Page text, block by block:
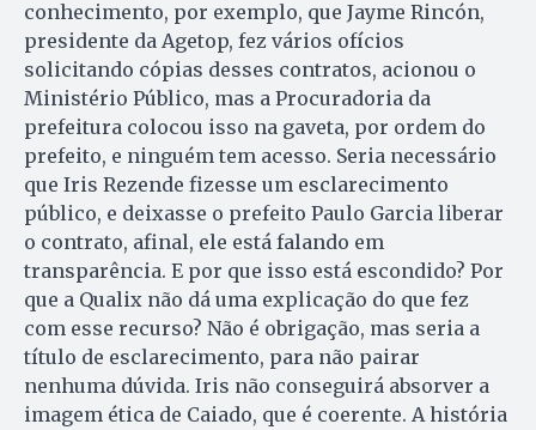
conhecimento, por exemplo, que Jayme Rincón,
presidente da Agetop, fez vários ofícios
solicitando cópias desses contratos, acionou o
Ministério Público, mas a Procuradoria da
prefeitura colocou isso na gaveta, por ordem do
prefeito, e ninguém tem acesso. Seria necessário
que Iris Rezende fizesse um esclarecimento
público, e deixasse o prefeito Paulo Garcia liberar
o contrato, afinal, ele está falando em
transparência. E por que isso está escondido? Por
que a Qualix não dá uma explicação do que fez
com esse recurso? Não é obrigação, mas seria a
título de esclarecimento, para não pairar
nenhuma dúvida. Iris não conseguirá absorver a
imagem ética de Caiado, que é coerente. A história